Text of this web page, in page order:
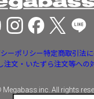
ーポリシー特定商取引法
注文・いたずら注文等への
inc. All rights